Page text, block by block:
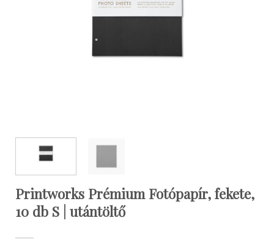
Printworks Prémium Fotópapír, fekete,
10 db S | utántöltő